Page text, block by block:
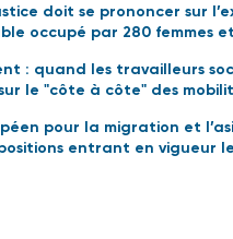
doit se prononcer sur
occupé par 280 femmes
: quand les travailleurs
le "côte à côte" des
pour la migration et
entrant en vigueur le